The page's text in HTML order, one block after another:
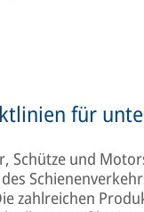
für
Schütze und
zahlreichen